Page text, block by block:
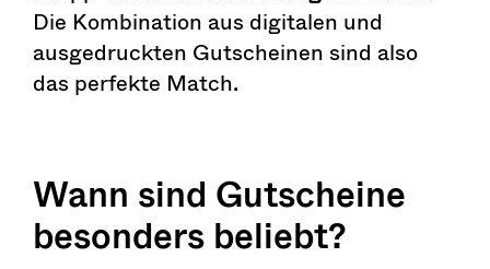
Die Kombination aus digitalen und
ausgedruckten Gutscheinen sind also
das perfekte Match.
Wann sind Gutscheine
besonders beliebt?